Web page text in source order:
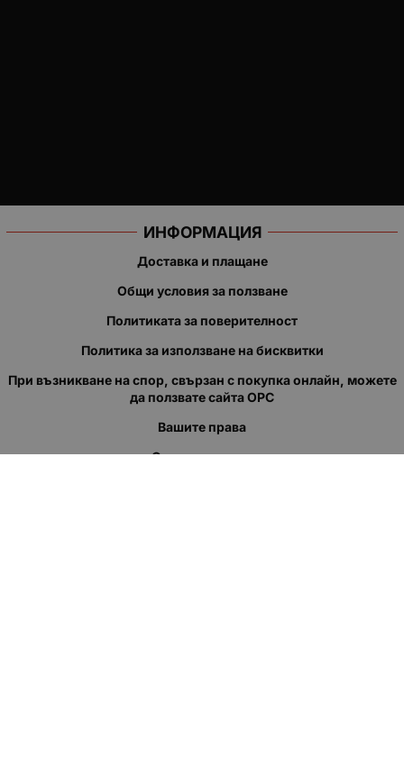
ИНФОРМАЦИЯ
Доставка и плащане
Общи условия за ползване
Политиката за поверителност
Политика за използване на бисквитки
При възникване на спор, свързан с покупка онлайн, можете
да ползвате сайта ОРС
Вашите права
Отказ от сделка